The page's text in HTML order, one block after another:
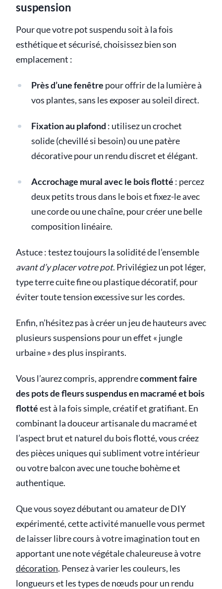
suspension
Pour que votre pot suspendu soit à la fois
esthétique et sécurisé, choisissez bien son
emplacement :
Près d’une fenêtre pour offrir de la lumière à
vos plantes, sans les exposer au soleil direct.
Fixation au plafond : utilisez un crochet
solide (chevillé si besoin) ou une patère
décorative pour un rendu discret et élégant.
Accrochage mural avec le bois flotté : percez
deux petits trous dans le bois et fixez-le avec
une corde ou une chaîne, pour créer une belle
composition linéaire.
Astuce : testez toujours la solidité de l’ensemble
avant d’y placer votre pot. Privilégiez un pot léger,
type terre cuite fine ou plastique décoratif, pour
éviter toute tension excessive sur les cordes.
Enfin, n’hésitez pas à créer un jeu de hauteurs avec
plusieurs suspensions pour un effet « jungle
urbaine » des plus inspirants.
Vous l’aurez compris, apprendrecomment faire
des pots de fleurs suspendus en macramé et bois
flottéest à la fois simple, créatif et gratifiant. En
combinant la douceur artisanale du macramé et
l’aspect brut et naturel du bois flotté, vous créez
des pièces uniques qui subliment votre intérieur
ou votre balcon avec une touche bohème et
authentique.
Que vous soyez débutant ou amateur de DIY
expérimenté, cette activité manuelle vous permet
de laisser libre cours à votre imagination tout en
apportant une note végétale chaleureuse à votre
décoration. Pensez à varier les couleurs, les
longueurs et les types de nœuds pour un rendu